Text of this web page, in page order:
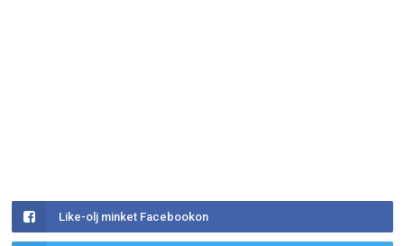
Like-olj minket Facebookon